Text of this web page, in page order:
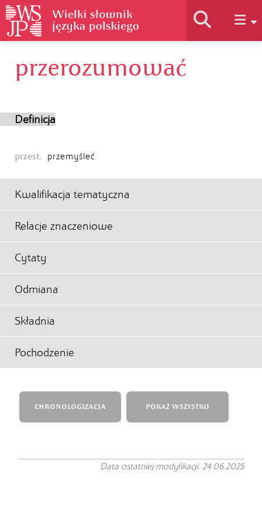
Historia słownika
przerozumować
Definicja
przest. przemyśleć
Kwalifikacja tematyczna
Relacje znaczeniowe
Cytaty
Odmiana
Składnia
Pochodzenie
CHRONOLOGIZACJA POKAŻ WSZYSTKO
Data ostatniej modyfikacji: 24.06.2025